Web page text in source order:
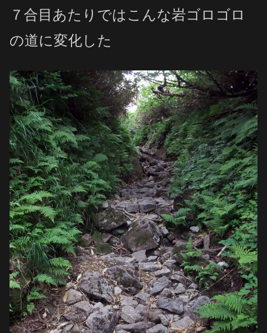
７合目あたりではこんな岩ゴロゴロ
の道に変化した